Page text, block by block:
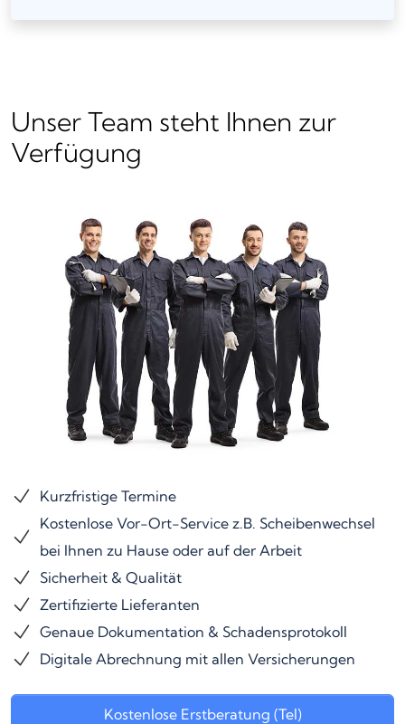
Unser Team steht Ihnen zur
Verfügung
Kurzfristige Termine
Kostenlose Vor-Ort-Service z.B. Scheibenwechsel
bei Ihnen zu Hause oder auf der Arbeit
Sicherheit & Qualität
Zertifizierte Lieferanten
Genaue Dokumentation & Schadensprotokoll
Digitale Abrechnung mit allen Versicherungen
Kostenlose Erstberatung (Tel)